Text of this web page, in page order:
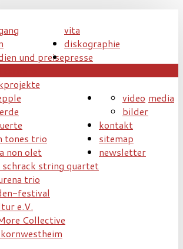
vita
und preise
diskographie
presse
projekte
tones trio
non olet
string quartet
trio
festival
e.V.
Collective
media
video
bilder
kontakt
sitemap
newsletter